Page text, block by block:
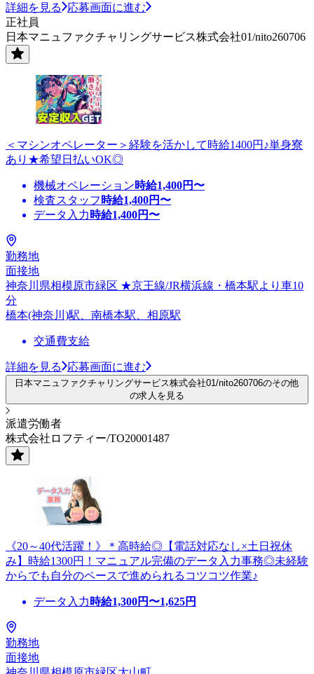
詳細を見る
応募画面に進む
正社員
日本マニュファクチャリングサービス株式会社01/nito260706
＜マシンオペレーター＞経験を活かして時給1400円♪単身寮
あり★希望日払いOK◎
機械オペレーション時給1,400円〜
検査スタッフ 時給1,400円〜
データ入力 時給1,400円〜
勤務地
面接地
神奈川県相模原市緑区 ★京王線/JR横浜線・橋本駅より車10
分
橋本(神奈川)駅、南橋本駅、相原駅
交通費支給
詳細を見る 応募画面に進む
日本マニュファクチャリングサービス株式会社01/nito260706のその他
の求人を見る
派遣労働者
株式会社ロフティー/TO20001487
《20～40代活躍！》＊高時給◎【電話対応なし×土日祝休
み】時給1300円！マニュアル完備のデータ入力事務◎未経験
からでも自分のペースで進められるコツコツ作業♪
データ入力 時給1,300円〜1,625円
勤務地
面接地